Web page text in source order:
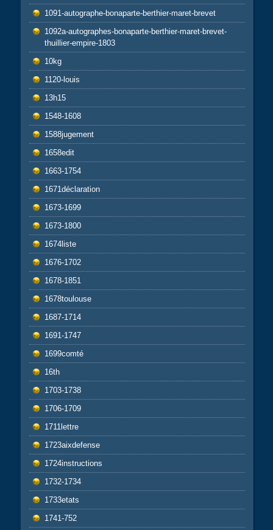
1091-autographe-bonaparte-berthier-maret-brevet
1092a-autographes-bonaparte-berthier-maret-brevet-
thuillier-empire-1803
10kg
1120-louis
13h15
1548-1608
1588jugement
1658edit
1663-1754
1671déclaration
1673-1699
1673-1800
1674liste
1676-1702
1678-1851
1678toulouse
1687-1714
1691-1747
1699comté
16th
1703-1738
1706-1709
1711lettre
1723aixdefense
1724instructions
1732-1734
1733etats
1741-752